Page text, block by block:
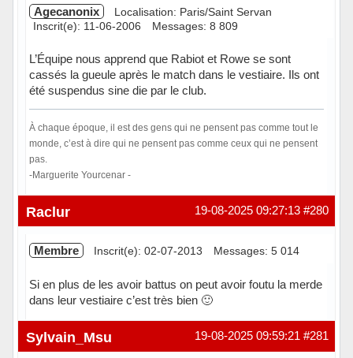
Agecanonix
Localisation: Paris/Saint Servan
Inscrit(e): 11-06-2006
Messages: 8 809
L’Équipe nous apprend que Rabiot et Rowe se sont
cassés la gueule après le match dans le vestiaire. Ils ont
été suspendus sine die par le club.
À chaque époque, il est des gens qui ne pensent pas comme tout le
monde, c’est à dire qui ne pensent pas comme ceux qui ne pensent
pas.
-Marguerite Yourcenar -
Hors ligne #280
19-08-2025 09:27:13
Raclur
Membre Inscrit(e): 02-07-2013 Messages: 5 014
Si en plus de les avoir battus on peut avoir foutu la merde
dans leur vestiaire c’est très bien 🙂
Hors ligne #281
19-08-2025 09:59:21
Sylvain_Msu